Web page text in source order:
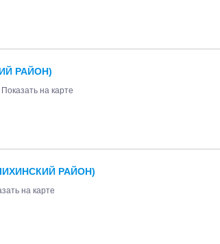
РАЙОН)
Показать на карте
РАЙОН)
на карте